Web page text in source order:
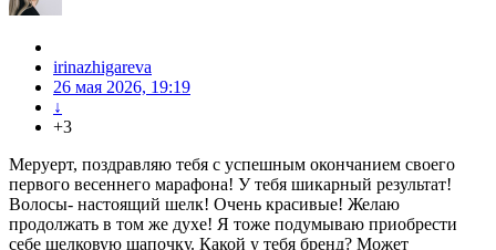
irinazhigareva
26 мая 2026, 19:19
↓
+3
Меруерт, поздравляю тебя с успешным окончанием своего
первого весеннего марафона! У тебя шикарный результат!
Волосы- настоящий шелк! Очень красивые! Желаю
продолжать в том же духе! Я тоже подумываю приобрести
себе шелковую шапочку. Какой у тебя бренд? Может